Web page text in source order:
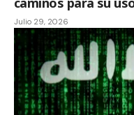
Julio 29, 2026